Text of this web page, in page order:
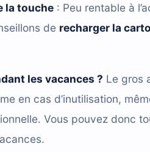
la touche : Peu rentable à
de recharger la
les vacances ? Le gros
en cas d’inutilisation,
Vous pouvez donc